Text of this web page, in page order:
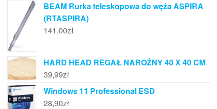
BEAM Rurka teleskopowa do węża ASPIRA
(RTASPIRA)
141,00zł
HARD HEAD REGAŁ NAROŻNY 40 X 40 CM
39,99zł
Windows 11 Professional ESD
28,90zł